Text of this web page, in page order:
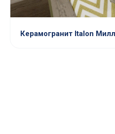
Керамогранит Italon